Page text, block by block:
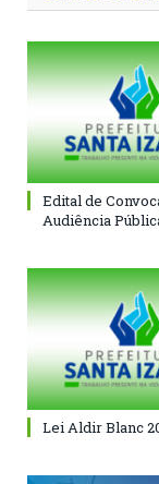
Edital de
Audiência
Lei Aldir Blanc